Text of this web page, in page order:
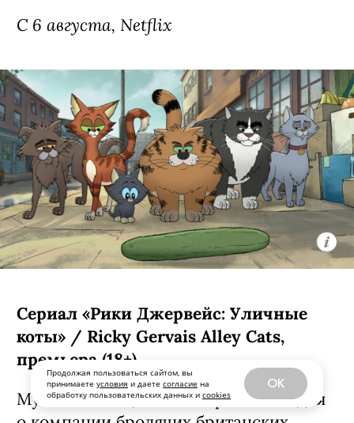
Продолжая пользоваться сайтом, вы
принимаете условия и даете согласие на
обработку пользовательских данных и cookies
OK
С 6 августа, Netflix
Сериал «Рики Джервейс: Уличные
коты» / Ricky Gervais Alley Cats,
премьера (18+)
Мультипликационная черная комедия